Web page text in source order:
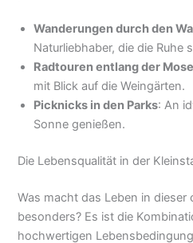
Wanderungen durch den
Naturliebhaber, die die Ruhe
Radtouren entlang der
mit Blick auf die Weingärten.
Picknicks in den Parks: An
Sonne genießen.
Die Lebensqualität in der
Was macht das Leben in
besonders? Es ist die
hochwertigen